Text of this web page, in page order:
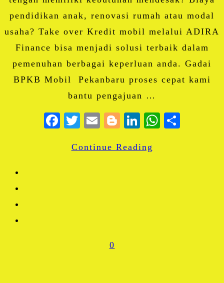
pendidikan anak, renovasi rumah atau modal
usaha? Take over Kredit mobil melalui ADIRA
Finance bisa menjadi solusi terbaik dalam
pemenuhan berbagai keperluan anda. Gadai
BPKB Mobil Pekanbaru proses cepat kami
bantu pengajuan …
Facebook
Twitter
EmailBlogger
LinkedIn
Continue Reading
0